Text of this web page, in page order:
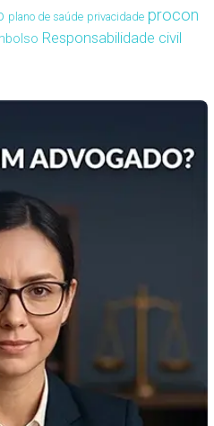
plano de saúde privacidade procon
Responsabilidade civil